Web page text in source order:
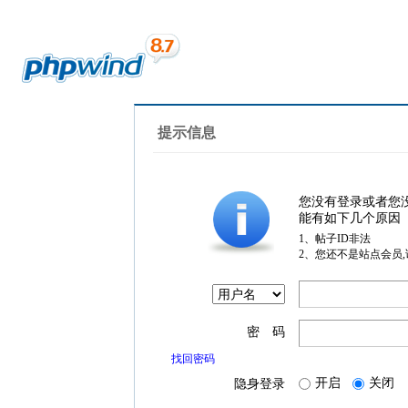
提示信息
您没有登录或者您
能有如下几个原因
1、帖子ID非法
2、您还不是站点会员
密 码
找回密码
隐身登录 开启 关闭